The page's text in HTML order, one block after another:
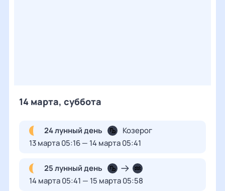
14 марта, суббота
24 лунный день
Козерог
13 марта 05:16 — 14 марта 05:41
25 лунный день
14 марта 05:41 — 15 марта 05:58